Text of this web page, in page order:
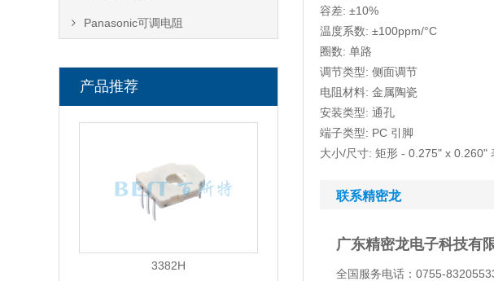
Panasonic可调电阻
产品推荐
3382H
容差: ±10%
温度系数: ±100ppm/°C
圈数: 单路
调节类型: 侧面调节
电阻材料: 金属陶瓷
安装类型: 通孔
端子类型: PC 引脚
大小/尺寸: 矩形 - 0.275" x
联系精密龙
广东精密龙电子科技有
全国服务电话：0755-